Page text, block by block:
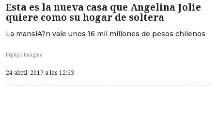
Esta es la nueva casa que Angelina Jolie
quiere como su hogar de soltera
La mansiA?n vale unos 16 mil millones de pesos chilenos
Equipo Imagina
24 abril, 2017 a las 12:53